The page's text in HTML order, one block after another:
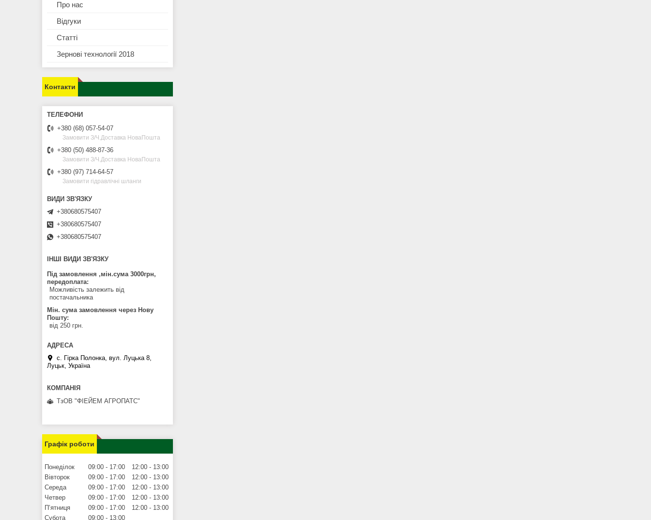
Про нас
Відгуки
Статті
Зернові технології 2018
Контакти
+380 (68) 057-54-07
Замовити З/Ч.Доставка НоваПошта
+380 (50) 488-87-36
Замовити З/Ч.Доставка НоваПошта
+380 (97) 714-64-57
Замовити гідравлічні шланги
+380680575407
+380680575407
+380680575407
ІНШІ ВИДИ ЗВ'ЯЗКУ
Під замовлення ,мін.сума 3000грн,
передоплата
Можливість залежить від
постачальника
Мін. сума замовлення через Нову
Пошту
від 250 грн.
с. Гірка Полонка, вул. Луцька 8,
Луцьк, Україна
ТзОВ "ФІЕЙЕМ АГРОПАТС"
Графік роботи
Понеділок 09:00 17:00 12:00
13:00
Вівторок
09:00 17:00 12:00
13:00
Середа
09:00 17:00 12:00
13:00
Четвер
09:00 17:00 12:00
13:00
Пʼятниця
09:00 17:00 12:00
13:00
Субота
09:00 13:00